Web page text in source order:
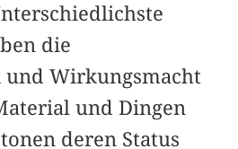
die
und Wirkungsmacht
und Dingen
deren Status